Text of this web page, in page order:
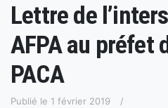
Lettre de
AFPA au préfet
PACA
Publié le 1 février 2019